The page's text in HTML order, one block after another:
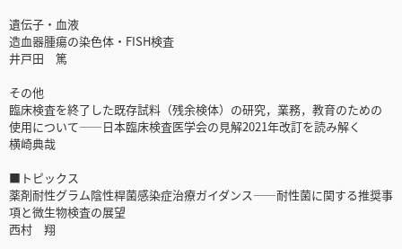
遺伝子・血液
造血器腫瘍の染色体・FISH検査
井戸田 篤
その他
臨床検査を終了した既存試料（残余検体）の研究，業務，教育のための
使用について――日本臨床検査医学会の見解2021年改訂を読み解く
横崎典哉
■トピックス
薬剤耐性グラム陰性桿菌感染症治療ガイダンス――耐性菌に関する推奨事
項と微生物検査の展望
西村 翔